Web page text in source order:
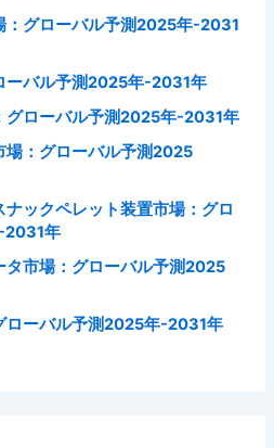
：グローバル予測2025年-2031
ーバル予測2025年-2031年
グローバル予測2025年-2031年
場：グローバル予測2025
ックペレット装置市場：グロ
2031年
タ市場：グローバル予測2025
ローバル予測2025年-2031年